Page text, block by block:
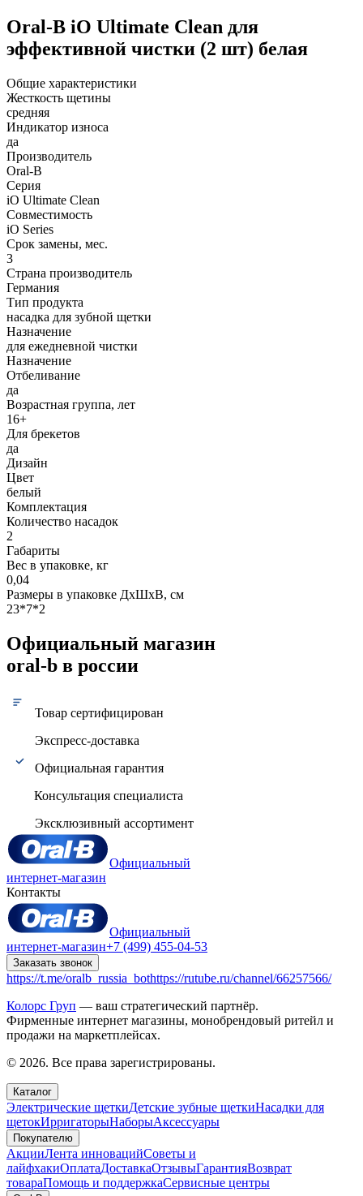
Oral-B iO Ultimate Clean для
эффективной чистки (2 шт) белая
Общие характеристики
Жесткость щетины
средняя
Индикатор износа
да
Производитель
Oral-B
Серия
iO Ultimate Clean
Совместимость
iO Series
Срок замены, мес.
3
Страна производитель
Германия
Тип продукта
насадка для зубной щетки
Назначение
для ежедневной чистки
Назначение
Отбеливание
да
Возрастная группа, лет
16+
Для брекетов
да
Дизайн
Цвет
белый
Комплектация
Количество насадок
2
Габариты
Вес в упаковке, кг
0,04
Размеры в упаковке ДxШxВ, см
23*7*2
Официальный магазин
oral-b в россии
Товар сертифицирован
Экспресс-доставка
Официальная гарантия
Консультация специалиста
Эксклюзивный ассортимент
Официальный
интернет-магазин
Контакты
Официальный
интернет-магазин+7 (499) 455-04-53
Заказать звонок
https://t.me/oralb_russia_bothttps://rutube.ru/channel/66257566/
Колорс Груп — ваш стратегический партнёр.
Фирменные интернет магазины, монобрендовый ритейл и
продажи на маркетплейсах.
© 2026. Все права зарегистрированы.
Каталог
Электрические щеткиДетские зубные щеткиНасадки для
щетокИрригаторыНаборыАксессуары
Покупателю
АкцииЛента инновацийСоветы и
лайфхакиОплатаДоставкаОтзывыГарантияВозврат
товараПомощь и поддержкаСервисные центры